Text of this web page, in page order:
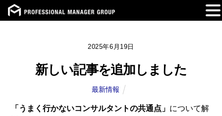
2025年6月19日
新しい記事を追加しました
最新情報
「うまく行かないコンサルタントの共通点 」 について解